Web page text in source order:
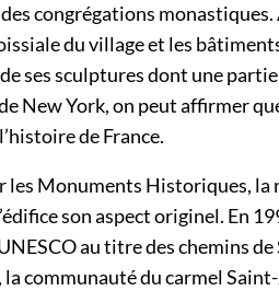
congrégations
du village et les
ses sculptures dont une
New York, on peut affirmer
de France.
les Monuments Historiques,
son aspect originel. En
au titre des chemins
communauté du carmel